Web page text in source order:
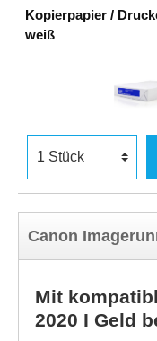
Kopierpapier /
weiß
Canon
Mit
2020 I Geld